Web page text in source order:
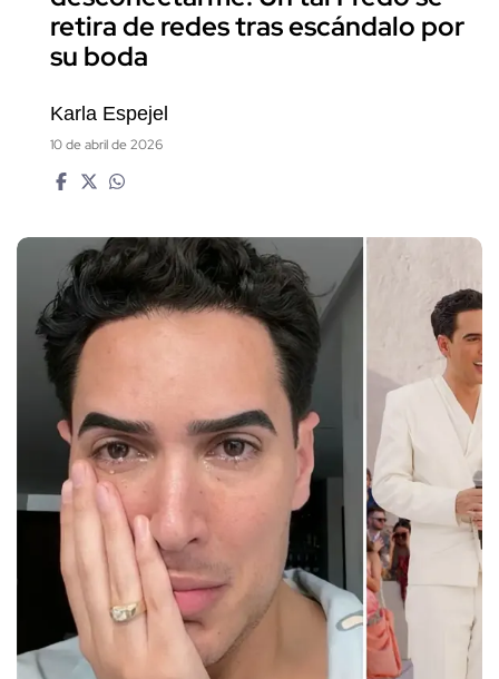
retira de redes tras escándalo por
su boda
Karla Espejel
10 de abril de 2026